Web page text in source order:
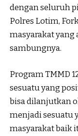
dengan seluruh
Polres Lotim,
masyarakat yang
sambungnya.
Program TMMD
sesuatu yang
bisa dilanjutkan
menjadi sesuatu
masyarakat baik